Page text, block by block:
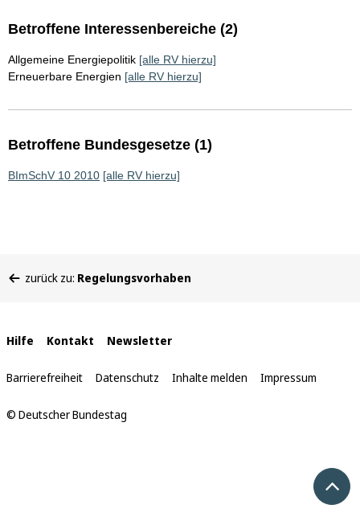
Betroffene Interessenbereiche (2)
Allgemeine Energiepolitik [alle RV hierzu]
Erneuerbare Energien [alle RV hierzu]
Betroffene Bundesgesetze (1)
BImSchV 10 2010 [alle RV hierzu]
befinden
zurück zu: Regelungsvorhaben
Interne
Links
Hilfe Kontakt Newsletter
Barrierefreiheit Datenschutz Inhalte melden Impressum
© Deutscher Bundestag